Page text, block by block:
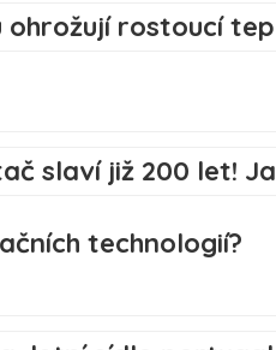
technologií?